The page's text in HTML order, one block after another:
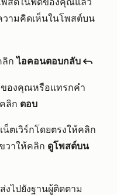
ามคิดเห็นในโพสต์บน
ลิกไอคอนตอบกลับ reply
ของคุณหรือแทรกคำ
ลิก ตอบ
ตเวิร์กโดยตรงให้คลิก
วาให้คลิก ดูโพสต์บน
งไปยังฐานผู้ติดตาม